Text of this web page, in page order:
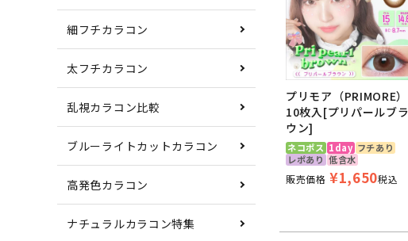
細フチカラコン
太フチカラコン
乱視カラコン比較
ブルーライトカットカラコン
高発色カラコン
ナチュラルカラコン特集
プリモア（PRIMORE）
10枚入[プリパールブラ
ウン]
ネコポス 1day フチあり
レポあり 低含水
販売価格 ¥1,650税込